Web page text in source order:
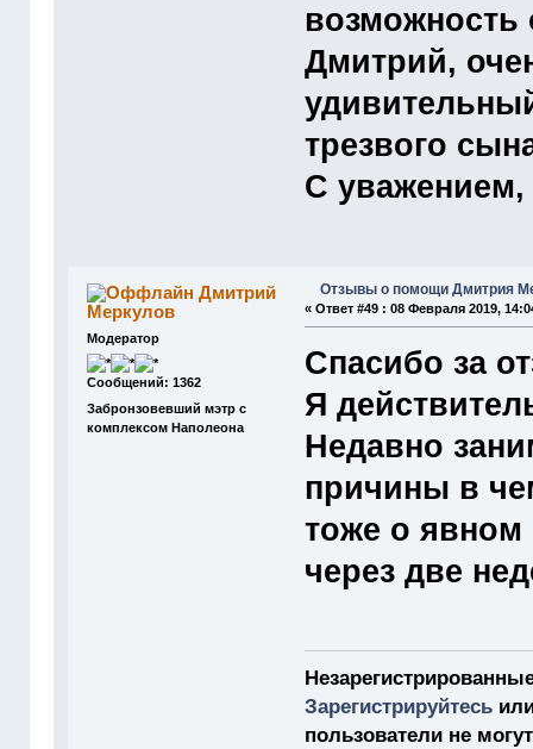
Дмитрий,
трезвого
С уважением,
Дмитрий
Меркулов
Модератор
Сообщений: 1362
Забронзовевший мэтр с
комплексом Наполеона
Отзывы о помощи Дмитрия
«Ответ #49 : 08 Февраля 2019,
Спасибо за
Я
Недавно
причины в
тоже о явном
через две
Зарегистрируйтесь
пользователи не